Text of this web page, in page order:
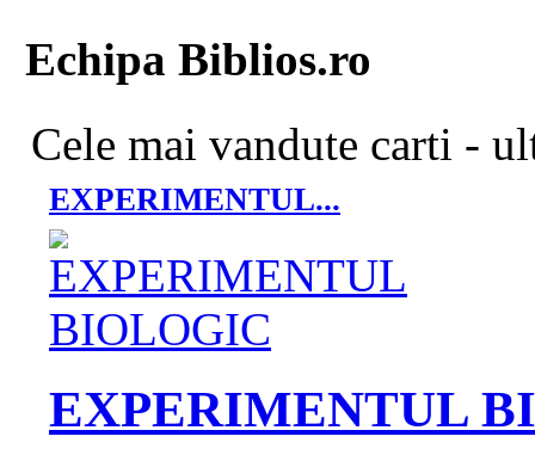
Echipa Biblios.ro
Cele mai vandute carti -
EXPERIMENTUL...
EXPERIMENTUL